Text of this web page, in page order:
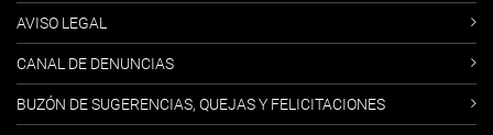
AVISO LEGAL
CANAL DE DENUNCIAS
BUZÓN DE SUGERENCIAS, QUEJAS Y FELICITACIONES